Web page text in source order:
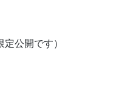
定公開です）